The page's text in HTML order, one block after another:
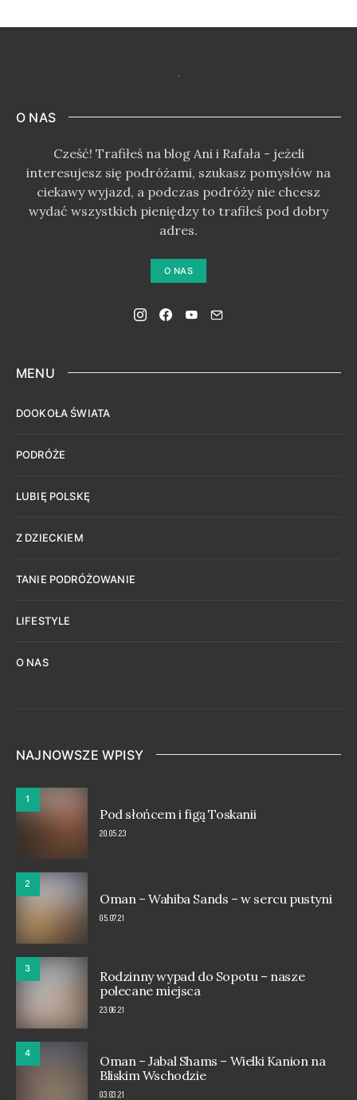
O NAS
Cześć! Trafiłeś na blog Ani i Rafała - jeżeli
interesujesz się podróżami, szukasz pomysłów na
ciekawy wyjazd, a podczas podróży nie chcesz
wydać wszystkich pieniędzy to trafiłeś pod dobry
adres.
O NAS
MENU
DOOKOŁA ŚWIATA
PODRÓŻE
LUBIĘ POLSKĘ
Z DZIECKIEM
TANIE PODRÓŻOWANIE
LIFESTYLE
O NAS
NAJNOWSZE WPISY
1
Pod słońcem i figą Toskanii
20.05.23
2
Oman – Wahiba Sands – w sercu pustyni
05.07.21
3
Rodzinny wypad do Sopotu – nasze
polecane miejsca
23.06.21
4
Oman – Jabal Shams – Wielki Kanion na
Bliskim Wschodzie
03.03.21